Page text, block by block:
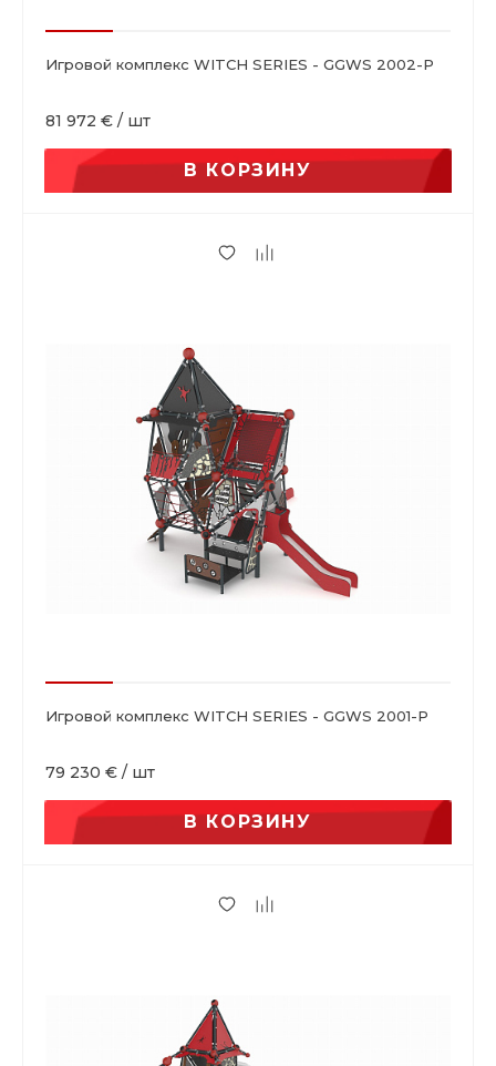
Игровой комплекс WITCH SERIES - GGWS 2002-P
81 972 € / шт
В КОРЗИНУ
Игровой комплекс WITCH SERIES - GGWS 2001-P
79 230 € / шт
В КОРЗИНУ